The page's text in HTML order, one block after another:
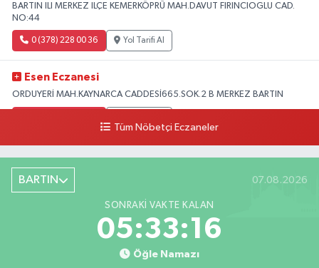
BARTIN ILI MERKEZ ILÇE KEMERKÖPRÜ MAH.DAVUT FIRINCIOGLU CAD.
NO:44
0 (378) 228 00 36 Yol Tarifi Al
Esen Eczanesi
ORDUYERİ MAH.KAYNARCA CADDESİ665.SOK.2 B MERKEZ BARTIN
Şiremirçavuş Mahallesi, Kırıkçı Zeliha Ana Sokak No:20 8 Merkez Bartın
0 (378) 227 85 45
Tüm Nöbetçi Eczaneler
BARTIN 07.08.2026
SONRAKI VAKTE KALAN
05:33:15
Öğle Namazı